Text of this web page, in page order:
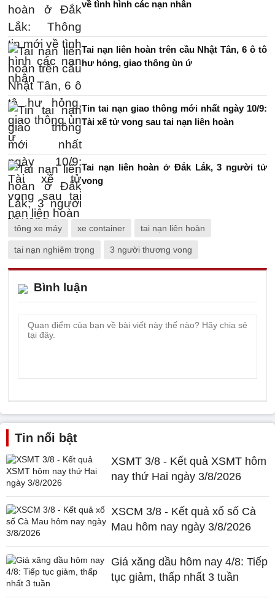
về tình hình các nạn nhân
Tai nạn liên hoàn trên cầu Nhật Tân, 6 ô tô
hư hỏng, giao thông ùn ứ
Tin tai nạn giao thông mới nhất ngày 10/9:
Tài xế tử vong sau tai nạn liên hoàn
Tai nạn liên hoàn ở Đắk Lắk, 3 người tử
vong
tông xe máy xe container tai nạn liên hoàn
tai nạn nghiêm trọng 3 người thương vong
Bình luận
Tin nổi bật
XSMT 3/8 - Kết quả XSMT hôm
nay thứ Hai ngày 3/8/2026
XSCM 3/8 - Kết quả xổ số Cà
Mau hôm nay ngày 3/8/2026
Giá xăng dầu hôm nay 4/8: Tiếp
tục giảm, thấp nhất 3 tuần